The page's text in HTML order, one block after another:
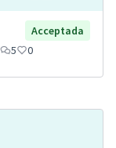
Acceptada
5 0